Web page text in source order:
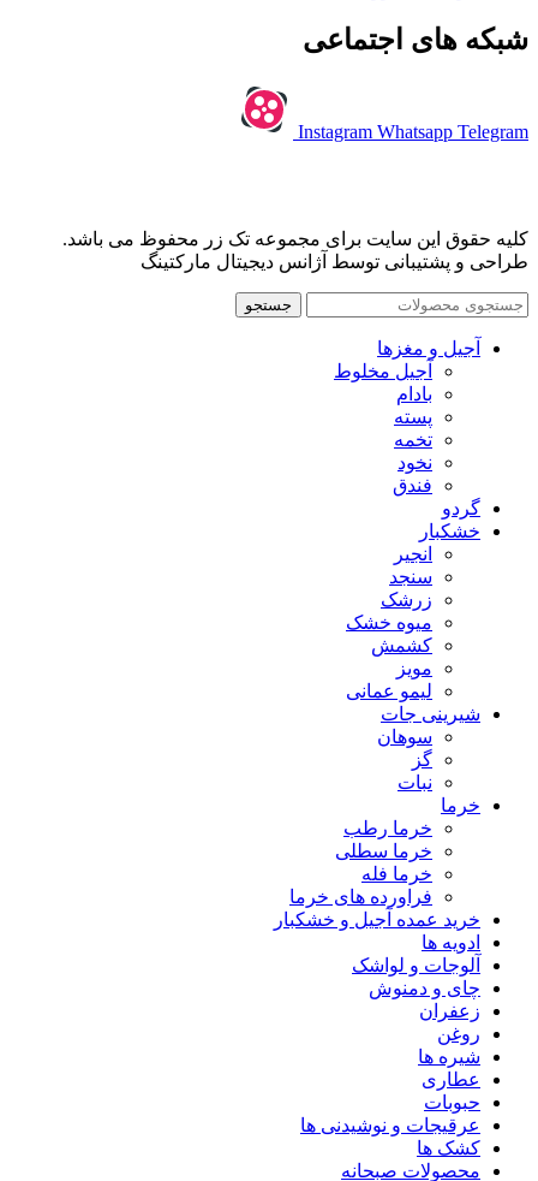
شبکه های اجتماعی
Instagram Whatsapp Telegram
کلیه حقوق این سایت برای مجموعه تک زر محفوظ می باشد.
طراحی و پشتیبانی توسط آژانس دیجیتال مارکتینگ
جستجو
آجیل و مغزها
آجیل مخلوط
بادام
پسته
تخمه
نخود
فندق
گردو
خشکبار
انجیر
سنجد
زرشک
میوه خشک
کشمش
مویز
لیمو عمانی
شیرینی جات
سوهان
گز
نبات
خرما
خرما رطب
خرما سطلی
خرما فله
فراورده های خرما
خرید عمده آجیل و خشکبار
ادویه ها
آلوجات و لواشک
چای و دمنوش
زعفران
روغن
شیره ها
عطاری
حبوبات
عرقیجات و نوشیدنی ها
کشک ها
محصولات صبحانه